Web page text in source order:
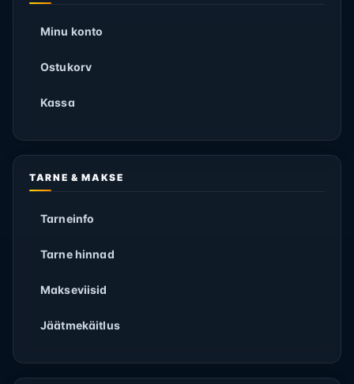
Minu konto
Ostukorv
Kassa
TARNE & MAKSE
Tarneinfo
Tarne hinnad
Makseviisid
Jäätmekäitlus